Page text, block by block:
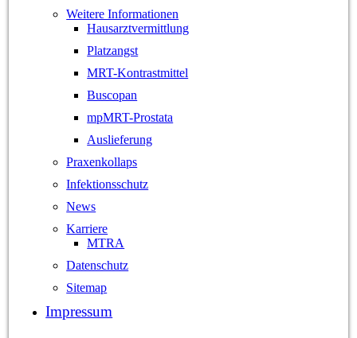
Weitere Informationen
Hausarztvermittlung
Platzangst
MRT-Kontrastmittel
Buscopan
mpMRT-Prostata
Auslieferung
Praxenkollaps
Infektionsschutz
News
Karriere
MTRA
Datenschutz
Sitemap
Impressum